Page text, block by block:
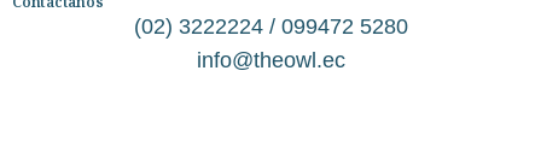
(02) 3222224 / 099472 5280
info@theowl.ec